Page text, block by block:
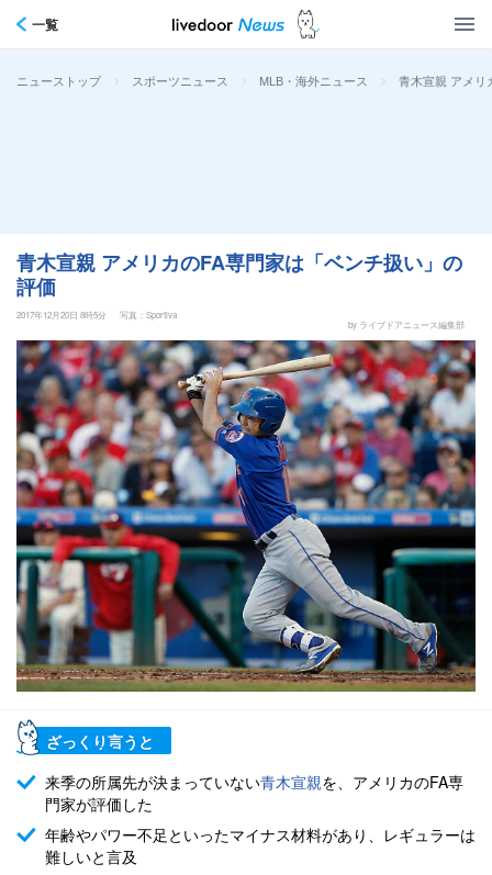
一覧
ニューストップ > スポーツニュース > MLB・海外ニュース > 青木宣親 アメリ
青木宣親 アメリカのFA専門家は「ベンチ扱い」の
評価
2017年12月20日 8時5分
写真：Sportiva
by ライブドアニュース編集部
ざっくり言うと
来季の所属先が決まっていない青木宣親を、アメリカのFA専
門家が評価した
年齢やパワー不足といったマイナス材料があり、レギュラーは
難しいと言及